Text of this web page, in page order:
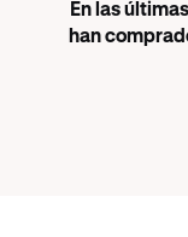
En las
han